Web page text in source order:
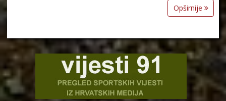
Opširnije